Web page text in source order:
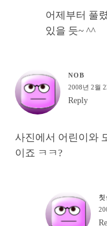
어제부터 풀
있을 듯~ ^^
NOB
2008년 2월
Reply
사진에서 어린이와
이죠 ㅋㅋ?
칫